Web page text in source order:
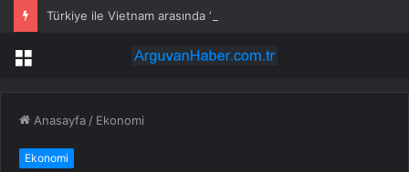
Menü
Anasayfa / Ekonomi
Ekonomi